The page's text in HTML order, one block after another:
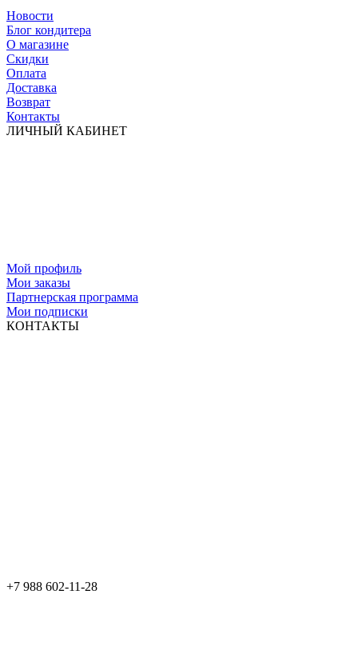
Новости
Блог кондитера
О магазине
Скидки
Оплата
Доставка
Возврат
Контакты
ЛИЧНЫЙ КАБИНЕТ
Мой профиль
Мои заказы
Партнерская программа
Мои подписки
КОНТАКТЫ
+7 988 602-11-28